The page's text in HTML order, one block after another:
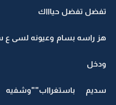
تفضل تفضل حياااك
هز راسه بسام وعيونه لسى ع
ودخل
سديم